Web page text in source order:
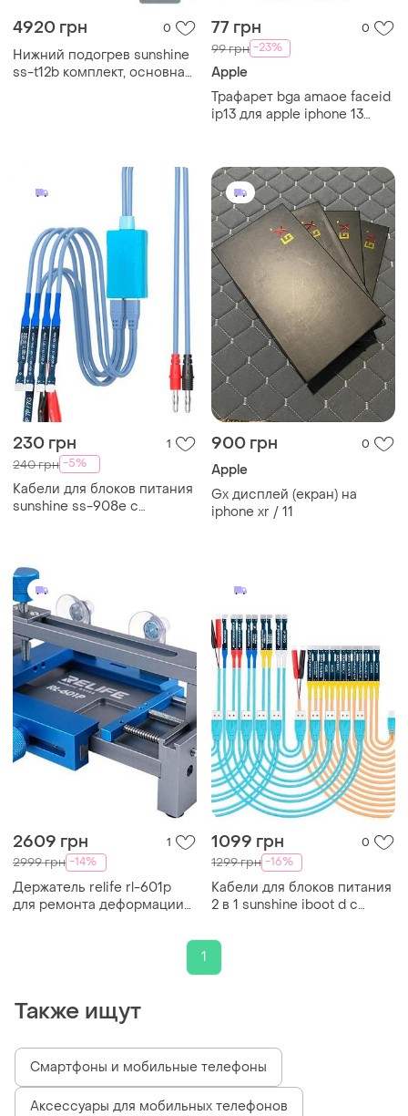
4920 грн 0
Нижний подогрев sunshine
ss-t12b комплект, основная
77 грн 0
99 грн -23%
Apple
Трафарет bga amaoe faceid
ip13 для apple iphone 13
230 грн 1
240 грн -5%
Кабели для блоков питания
sunshine ss-908e с
900 грн 0
Apple
Gx дисплей (екран) на
iphone xr / 11
2609 грн 1
2999 грн -14%
Держатель relife rl-601p
для ремонта деформации
1099 грн 0
1299 грн -16%
Кабели для блоков питания
2 в 1 sunshine iboot d с
подключения плат iphone
1
Также ищут
Смартфоны и мобильные телефоны
Аксессуары для мобильных телефонов